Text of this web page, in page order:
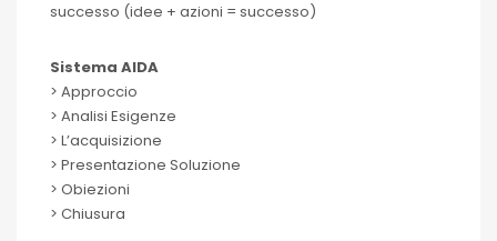
successo (idee + azioni = successo)
Sistema AIDA
> Approccio
> Analisi Esigenze
> L’acquisizione
> Presentazione Soluzione
> Obiezioni
> Chiusura